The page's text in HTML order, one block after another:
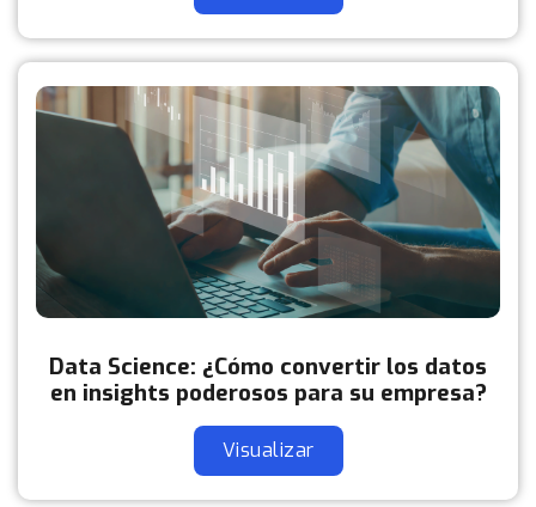
Data Science: ¿Cómo convertir los datos
en insights poderosos para su empresa?
Visualizar